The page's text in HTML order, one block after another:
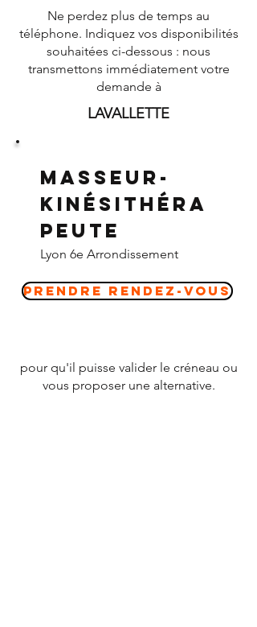
Ne perdez plus de temps au
téléphone. Indiquez vos disponibilités
souhaitées ci-dessous : nous
transmettons immédiatement votre
demande à
LAVALLETTE
Masseur-
Kinésithéra
peute
Lyon 6e Arrondissement
Prendre Rendez-vous
pour qu'il puisse valider le créneau ou
vous proposer une alternative.